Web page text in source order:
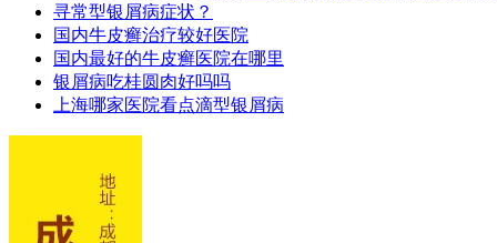
寻常型银屑病症状？
国内牛皮癣治疗较好医院
国内最好的牛皮癣医院在哪里
银屑病吃桂圆肉好吗吗
上海哪家医院看点滴型银屑病